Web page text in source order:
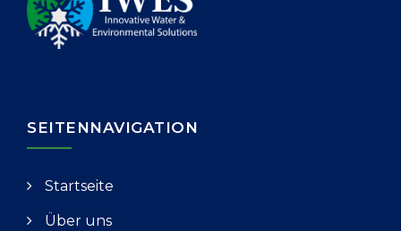
SEITENNAVIGATION
Startseite
Über uns